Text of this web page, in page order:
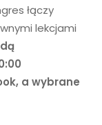
łączy
lekcjami
, a wybrane